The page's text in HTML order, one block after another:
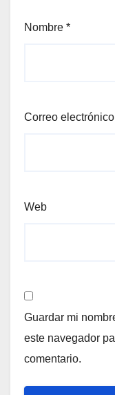
Nombre *
Correo electrónico
Web
Guardar mi
este navegador
comentario.